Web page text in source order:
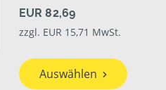
EUR 82,69
zzgl. EUR 15,71 MwSt.
Auswählen